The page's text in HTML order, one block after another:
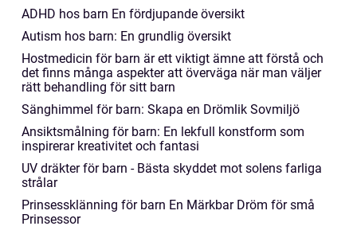
ADHD hos barn En fördjupande översikt
Autism hos barn: En grundlig översikt
Hostmedicin för barn är ett viktigt ämne att förstå och
det finns många aspekter att överväga när man väljer
rätt behandling för sitt barn
Sänghimmel för barn: Skapa en Drömlik Sovmiljö
Ansiktsmålning för barn: En lekfull konstform som
inspirerar kreativitet och fantasi
UV dräkter för barn - Bästa skyddet mot solens farliga
strålar
Prinsessklänning för barn En Märkbar Dröm för små
Prinsessor